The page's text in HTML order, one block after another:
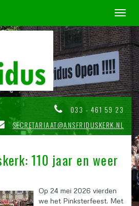
033 - 461 59 23
SECRETARIAAT@ANSFRIDUSKERK.NL
110 jaar en weer
Op 24 mei 2026 vierden
we het Pinksterfeest. Met